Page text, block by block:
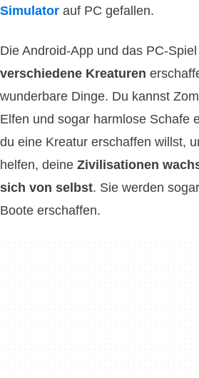
Simulator auf PC gefallen.
Die Android-App und das PC-
verschiedene Kreaturen
wunderbare Dinge. Du kannst
Elfen und sogar harmlose Schafe
du eine Kreatur erschaffen willst,
helfen, deine Zivilisationen
sich von selbst. Sie werden
Boote erschaffen.